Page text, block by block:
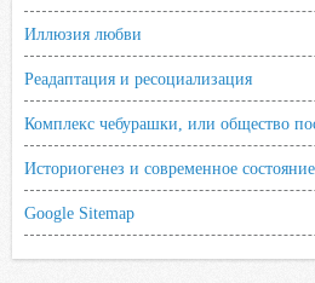
Иллюзия любви
Реадаптация и ресоциализация
Комплекс чебурашки, или общество
Историогенез и современное
Google Sitemap